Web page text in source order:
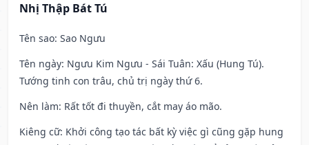
Nhị Thập Bát Tú
Tên sao: Sao Ngưu
Tên ngày: Ngưu Kim Ngưu - Sái Tuân: Xấu (Hung Tú).
Tướng tinh con trâu, chủ trị ngày thứ 6.
Nên làm: Rất tốt đi thuyền, cắt may áo mão.
Kiêng cữ: Khởi công tạo tác bất kỳ việc gì cũng gặp hung